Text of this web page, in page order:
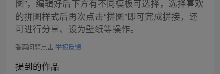
图”，编辑好后下方有不同模板可选择，选择喜欢
的拼图样式后再次点击“拼图”即可完成拼接，还
可进行分享、设为壁纸等操作。
答案问题点击 举报反馈
提到的作品